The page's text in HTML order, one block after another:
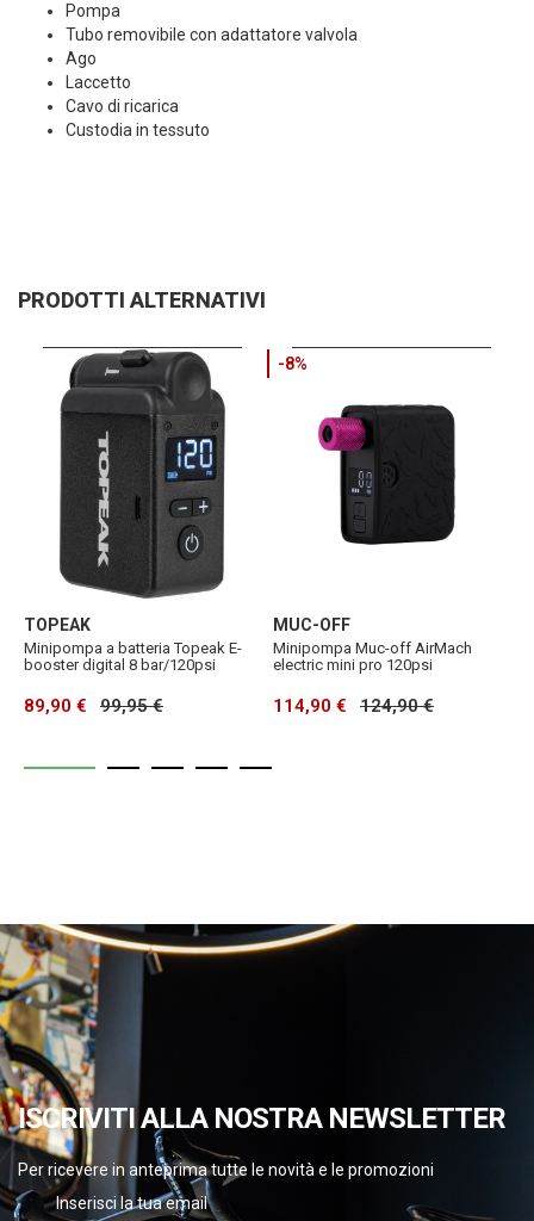
Pompa
Tubo removibile con adattatore valvola
Ago
Laccetto
Cavo di ricarica
Custodia in tessuto
PRODOTTI ALTERNATIVI
TOPEAK
Minipompa a batteria Topeak E-
booster digital 8 bar/120psi
89,90 € 99,95 €
-8%
MUC-OFF
Minipompa Muc-off AirMach
electric mini pro 120psi
114,90 € 124,90 €
ISCRIVITI ALLA NOSTRA NEWSLETTER
Per ricevere in anteprima tutte le novità e le promozioni